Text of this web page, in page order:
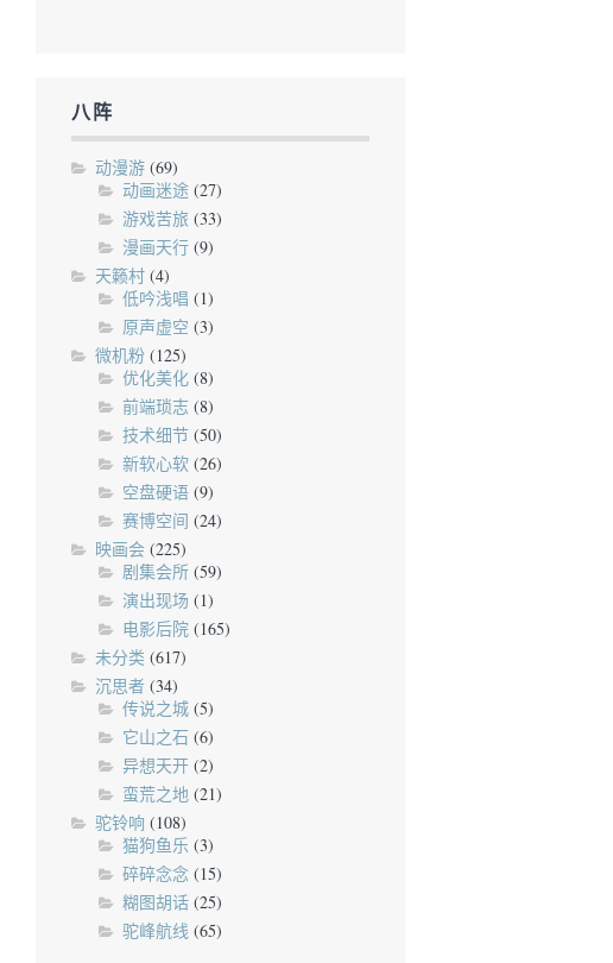
八阵
动漫游(69)
动画迷途(27)
游戏苦旅(33)
漫画天行(9)
天籁村(4)
低吟浅唱 (1)
原声虚空 (3)
微机粉(125)
优化美化(8)
前端琐志(8)
技术细节(50)
新软心软(26)
空盘硬语(9)
赛博空间 (24)
映画会(225)
剧集会所(59)
演出现场 (1)
电影后院(165)
未分类 (617)
沉思者(34)
传说之城(5)
它山之石 (6)
异想天开(2)
蛮荒之地(21)
驼铃响 (108)
猫狗鱼乐 (3)
碎碎念念 (15)
糊图胡话(25)
驼峰航线 (65)